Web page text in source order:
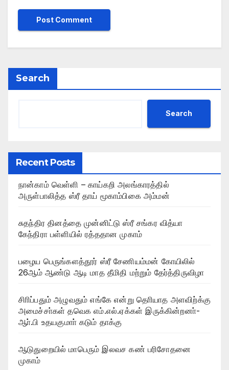
Search
Search
Recent Posts
நான்காம் வெள்ளி – காய்கறி அலங்காரத்தில்
அருள்பாலித்த ஸ்ரீ தாய் மூகாம்பிகை அம்மன்
சுதந்திர தினத்தை முன்னிட்டு ஸ்ரீ சங்கர வித்யா
கேந்திரா பள்ளியில் ரத்ததான முகாம்
பழைய பெருங்களத்தூர் ஸ்ரீ சேணியம்மன் கோயிலில்
26ஆம் ஆண்டு ஆடி மாத தீமிதி மற்றும் தேர்த்திருவிழா
சிாிப்பதும் அழுவதும் எங்கே என்று தொியாத அளவிற்க்கு
அமைச்சா்கள் தவெக எம்.எல்.ஏக்கள் இருக்கின்றனா்-
ஆா்.பி உதயகுமாா் கடும் தாக்கு
ஆடுதுறையில் மாபெரும் இலவச கண் பரிசோதனை
முகாம்